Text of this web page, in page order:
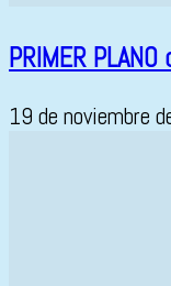
PRIMER
19 de noviembre